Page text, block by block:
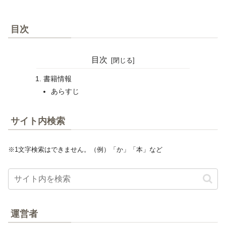
目次
目次
書籍情報
あらすじ
サイト内検索
※1文字検索はできません。（例）「か」「本」など
運営者